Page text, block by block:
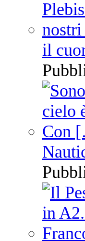
il